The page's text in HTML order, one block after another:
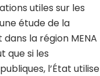
utiles sur les
étude de la
la région MENA
que si les
l’État utilise